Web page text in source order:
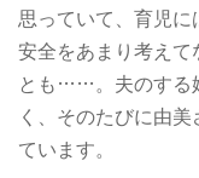
思っていて、育児
安全をあまり考え
とも……。夫のする
く、そのたびに由
ています。